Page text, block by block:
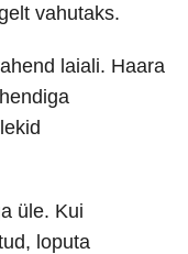
vahutaks.
laiali. Haara
üle. Kui
loputa